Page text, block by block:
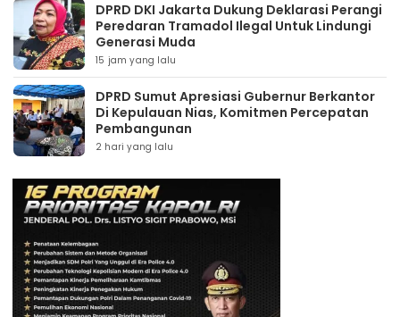
DPRD DKI Jakarta Dukung Deklarasi Perangi
Peredaran Tramadol Ilegal Untuk Lindungi
Generasi Muda
15 jam yang lalu
DPRD Sumut Apresiasi Gubernur Berkantor
Di Kepulauan Nias, Komitmen Percepatan
Pembangunan
2 hari yang lalu